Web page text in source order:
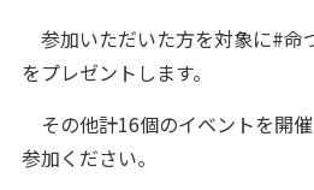
参加いただいた方を対象に#命
をプレゼントします。
その他計16個のイベントを開
参加ください。